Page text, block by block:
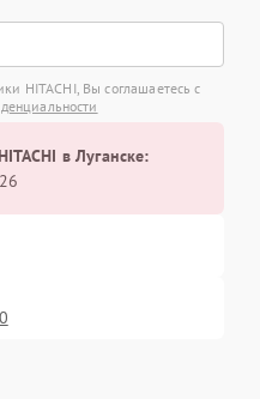
HITACHI, Вы соглашаетесь с
в Луганске: